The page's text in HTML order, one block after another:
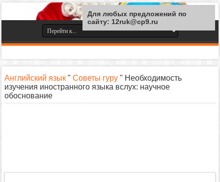
Английский язык " Советы гуру " Необходимость
изучения иностранного языка вслух: научное
обоснование
Для любых предложений по
сайту: 12ruk@cp9.ru